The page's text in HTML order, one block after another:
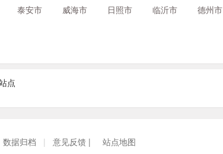
泰安市 威海市 日照市 临沂市 德州市
点
数据归档 | 意见反馈 |
站点地图